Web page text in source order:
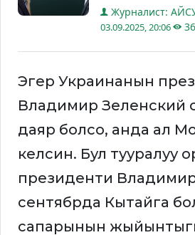
Журналист:
03.09.2025, 20:06
Эгер Украинанын
Владимир Зеленский
даяр болсо, анда ал
келсин. Бул тууралуу
президенти
сентябрда Кытайга
сапарынын